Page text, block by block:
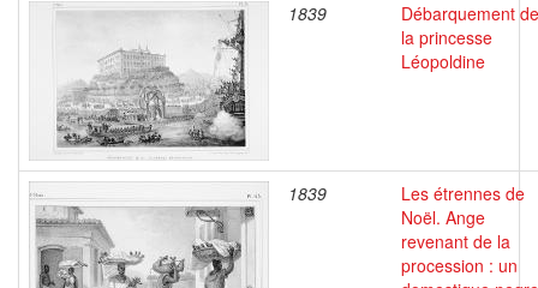
1839
Débarquement de
la princesse
Léopoldine
1839
Les étrennes de
Noël. Ange
revenant de la
procession : un